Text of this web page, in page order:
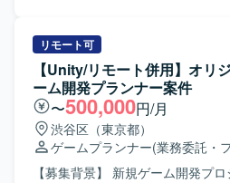
いて、開発フローを支援するため
いたします。また、コンシュー
守サポートとして、担当ツールや
正対応のサポートも行っていただきます。 【
像】 ゲーム開発を支える開発環境
取り組める方を求めております。
動化に関心を持ち、主体的に改善
方ですと望ましいです。 【ポジションの魅力】 コンシュー
リモート可
【Unity/リモート併用】オリ
ーム開発プランナー案件
〜500,000円/月
渋谷区（東京都）
ゲームプランナー(業務委託・
【募集背景】 新規ゲーム開発プ